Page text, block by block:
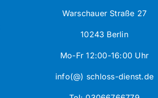
Warschauer Straße 27
10243 Berlin
Mo-Fr 12:00-16:00 Uhr
info(@) schloss-dienst.de